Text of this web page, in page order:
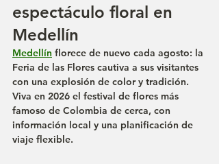
espectáculo floral en
Medellín
Medellín florece de nuevo cada agosto: la
Feria de las Flores cautiva a sus visitantes
con una explosión de color y tradición.
Viva en 2026 el festival de flores más
famoso de Colombia de cerca, con
información local y una planificación de
viaje flexible.